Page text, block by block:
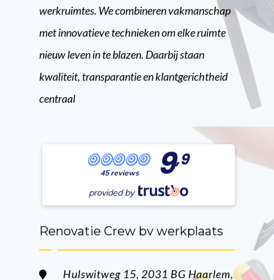
werkruimtes. We combineren vakmanschap
met innovatieve technieken om elke ruimte
nieuw leven in te blazen. Daarbij staan
kwaliteit, transparantie en klantgerichtheid
centraal
45 reviews 9,9
provided by
Renovatie Crew bv werkplaats
Hulswitweg 15, 2031 BG Haarlem,